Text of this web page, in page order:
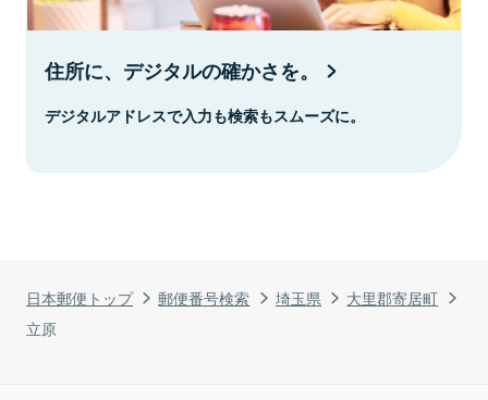
日本郵便トップ 郵便番号検索 埼玉県
大里郡寄居町
立原
住所に、デジタルの確かさを。
デジタルアドレスで入力も検索もスムーズに。